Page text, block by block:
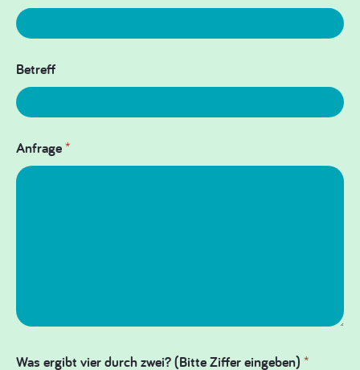
Betreff
Anfrage*
Was ergibt vier durch zwei? (Bitte Ziffer eingeben) *